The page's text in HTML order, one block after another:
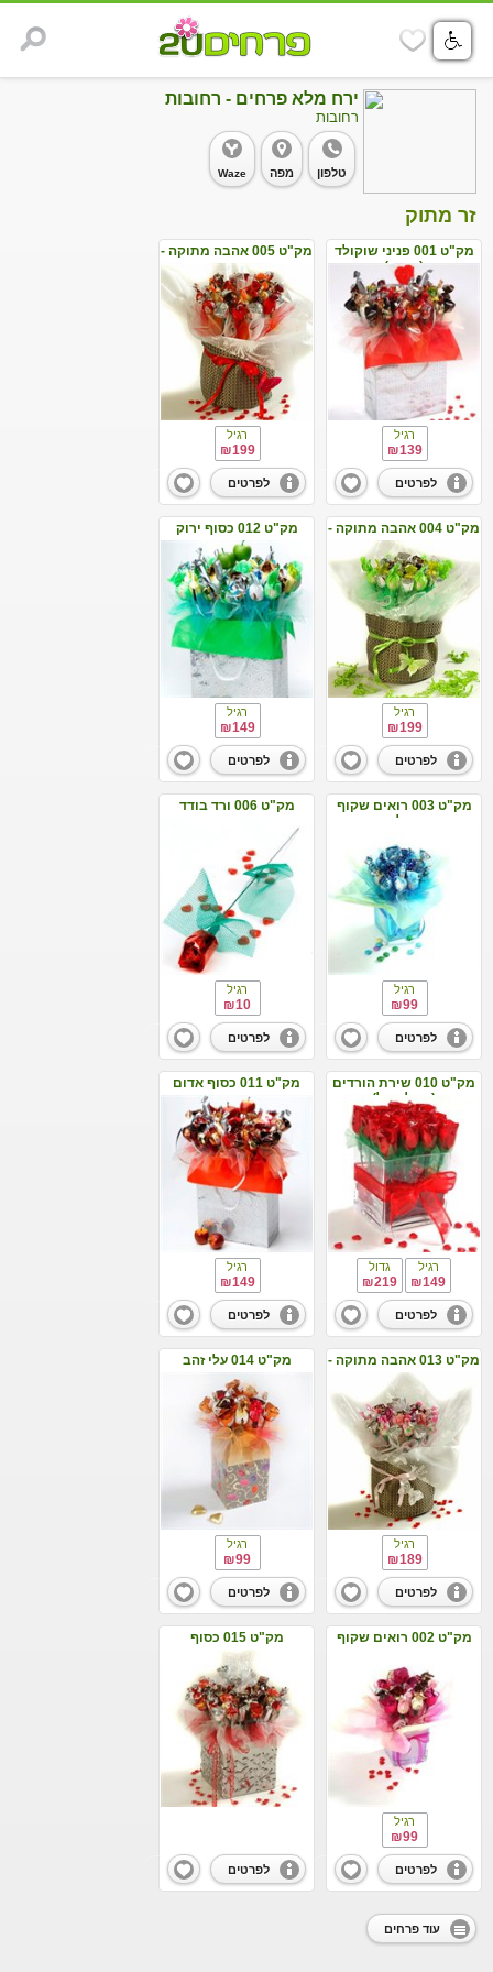
ירח מלא פרחים - רחובות
רחובות
Waze מפה טלפון
זר מתוק
מק"ט 001 פניני שוקולד
(אדום)
רגיל
₪139
לפרטים
מק"ט 005 אהבה מתוקה -
אדום
רגיל
₪199
לפרטים
מק"ט 004 אהבה מתוקה -
ירוק
רגיל
₪199
לפרטים
מק"ט 012 כסוף ירוק
רגיל
₪149
לפרטים
מק"ט 003 רואים שקוף
תכלת
רגיל
₪99
לפרטים
מק"ט 006 ורד בודד
רגיל
₪10
לפרטים
מק"ט 010 שירת הורדים
(גודל רגיל)
גדול
₪219
רגיל
₪149
לפרטים
מק"ט 011 כסוף אדום
רגיל
₪149
לפרטים
מק"ט 013 אהבה מתוקה -
ורוד
רגיל
₪189
לפרטים
מק"ט 014 עלי זהב
רגיל
₪99
לפרטים
מק"ט 002 רואים שקוף
רגיל
₪99
לפרטים
מק"ט 015 כסוף
לפרטים
עוד פרחים